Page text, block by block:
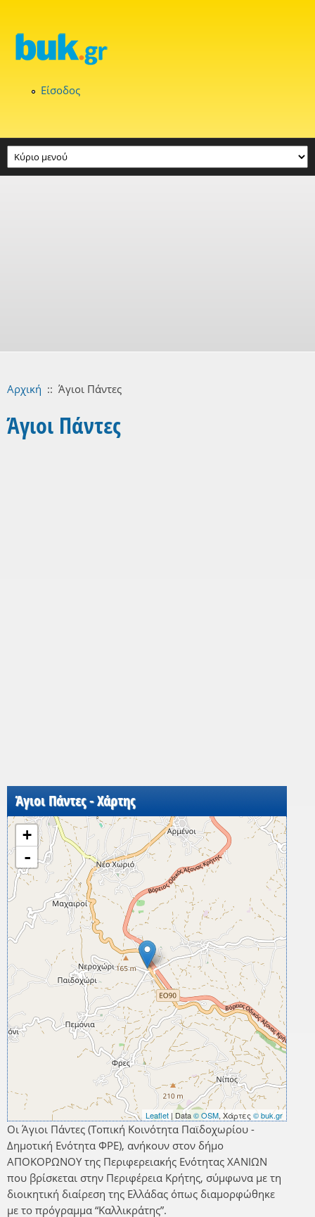
Είσοδος
Αρχική :: Άγιοι Πάντες
Άγιοι Πάντες
Άγιοι Πάντες - Χάρτης
+
-
Leaflet | Data© OSM, Χάρτες © buk.gr
Οι Άγιοι Πάντες (Τοπική Κοινότητα Παϊδοχωρίου -
Δημοτική Ενότητα ΦΡΕ), ανήκουν στον δήμο
ΑΠΟΚΟΡΩΝΟΥ της Περιφερειακής Ενότητας ΧΑΝΙΩΝ
που βρίσκεται στην Περιφέρεια Κρήτης, σύμφωνα με τη
διοικητική διαίρεση της Ελλάδας όπως διαμορφώθηκε
με το πρόγραμμα “Καλλικράτης”.